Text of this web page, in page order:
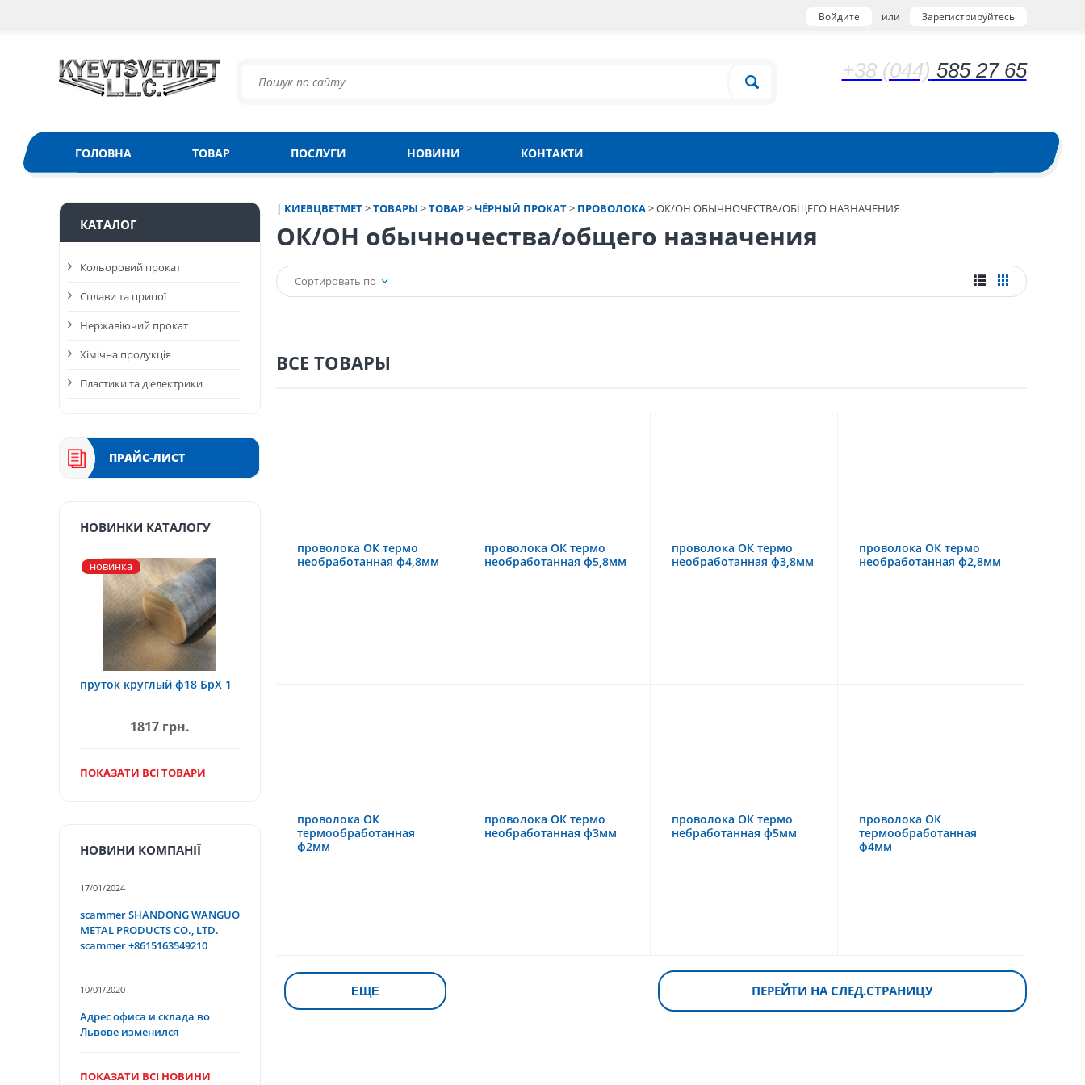
Войдите или Зарегистрируйтесь
+38 (044) 585 27 65
ГОЛОВНА ТОВАР ПОСЛУГИ НОВИНИ КОНТАКТИ
| КИЕВЦВЕТМЕТ>ТОВАРЫ >ТОВАР>ЧЁРНЫЙ ПРОКАТ> ПРОВОЛОКА>ОК/ОН ОБЫЧНОЧЕСТВА/ОБЩЕГО НАЗНАЧЕНИЯ
ОК/ОН обычночества/общего назначения
Сортировать по
ВСЕ ТОВАРЫ
проволока ОК термо
необработанная ф4,8мм
проволока ОК термо
необработанная ф5,8мм
проволока ОК термо
необработанная ф3,8мм
проволока ОК термо
необработанная ф2,8мм
проволока ОК
термообработанная
ф2мм
проволока ОК термо
необработанная ф3мм
проволока ОК термо
небработанная ф5мм
проволока ОК
термообработанная
ф4мм
ЕЩЕ ПЕРЕЙТИ НА СЛЕД.СТРАНИЦУ
КАТАЛОГ
Кольоровий прокат
Сплави та припої
Нержавіючий прокат
Хімічна продукція
Пластики та діелектрики
ПРАЙС-ЛИСТ
НОВИНКИ КАТАЛОГУ
новинка
пруток круглый ф18 БрХ 1
1817 грн.
ПОКАЗАТИ ВСІ ТОВАРИ
НОВИНИ КОМПАНІЇ
17/01/2024
scammer SHANDONG WANGUO
METAL PRODUCTS CO., LTD.
scammer +8615163549210
10/01/2020
Адрес офиса и склада во
Львове изменился
ПОКАЗАТИ ВСІ НОВИНИ